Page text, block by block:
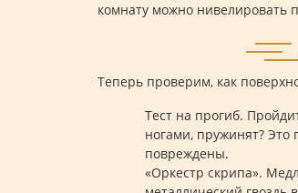
комнату можно нивелировать
Теперь проверим, как
Тест на прогиб.
ногами, пружинят? Это
повреждены.
«Оркестр скрипа».